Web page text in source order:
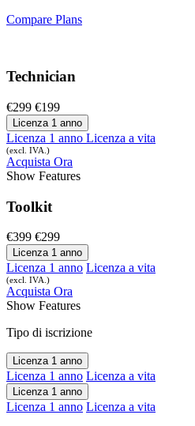
Compare Plans
Technician
€299 €199
Licenza 1 anno
Licenza 1 anno Licenza a vita
(excl. IVA.)
Acquista Ora
Show Features
Toolkit
€399 €299
Licenza 1 anno
Licenza 1 anno Licenza a vita
(excl. IVA.)
Acquista Ora
Show Features
Tipo di iscrizione
Licenza 1 anno
Licenza 1 anno Licenza a vita
Licenza 1 anno
Licenza 1 anno Licenza a vita